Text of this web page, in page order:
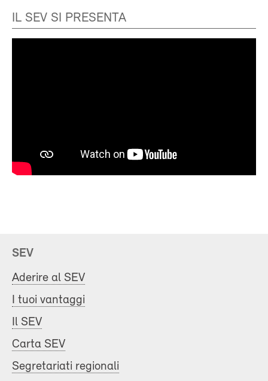
IL SEV SI PRESENTA
SEV
Aderire al SEV
I tuoi vantaggi
Il SEV
Carta SEV
Segretariati regionali